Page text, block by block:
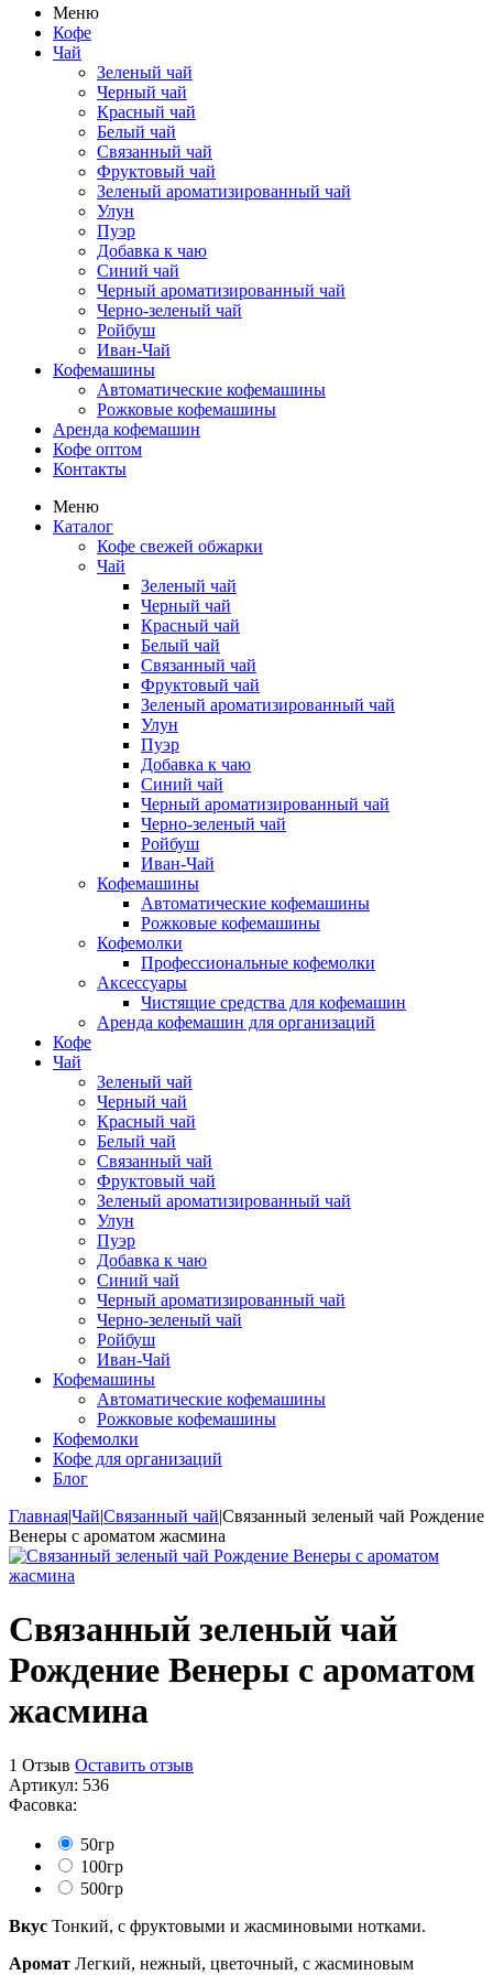
Меню
Кофе
Чай
Зеленый чай
Черный чай
Красный чай
Белый чай
Связанный чай
Фруктовый чай
Зеленый ароматизированный чай
Улун
Пуэр
Добавка к чаю
Синий чай
Черный ароматизированный чай
Черно-зеленый чай
Ройбуш
Иван-Чай
Кофемашины
Автоматические кофемашины
Рожковые кофемашины
Аренда кофемашин
Кофе оптом
Контакты
Меню
Каталог
Кофе свежей обжарки
Чай
Зеленый чай
Черный чай
Красный чай
Белый чай
Связанный чай
Фруктовый чай
Зеленый ароматизированный чай
Улун
Пуэр
Добавка к чаю
Синий чай
Черный ароматизированный чай
Черно-зеленый чай
Ройбуш
Иван-Чай
Кофемашины
Автоматические кофемашины
Рожковые кофемашины
Кофемолки
Профессиональные кофемолки
Аксессуары
Чистящие средства для кофемашин
Аренда кофемашин для организаций
Кофе
Чай
Зеленый чай
Черный чай
Красный чай
Белый чай
Связанный чай
Фруктовый чай
Зеленый ароматизированный чай
Улун
Пуэр
Добавка к чаю
Синий чай
Черный ароматизированный чай
Черно-зеленый чай
Ройбуш
Иван-Чай
Кофемашины
Автоматические кофемашины
Рожковые кофемашины
Кофемолки
Кофе для организаций
Блог
Главная|Чай|Связанный чай|Связанный зеленый чай Рождение
Венеры с ароматом жасмина
Связанный зеленый чай
Рождение Венеры с ароматом
жасмина
1 Отзыв Оставить отзыв
Артикул: 536
Фасовка:
50гр
100гр
500гр
Вкус Тонкий, с фруктовыми и жасминовыми нотками.
Аромат Легкий, нежный, цветочный, с жасминовым